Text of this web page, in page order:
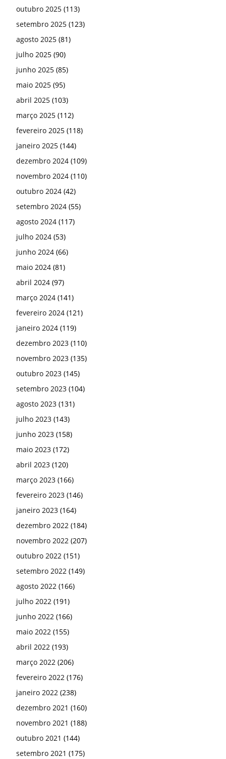
outubro 2025 (113)
setembro 2025 (123)
agosto 2025 (81)
julho 2025 (90)
junho 2025 (85)
maio 2025 (95)
abril 2025 (103)
março 2025 (112)
fevereiro 2025 (118)
janeiro 2025 (144)
dezembro 2024 (109)
novembro 2024 (110)
outubro 2024 (42)
setembro 2024 (55)
agosto 2024 (117)
julho 2024 (53)
junho 2024 (66)
maio 2024 (81)
abril 2024 (97)
março 2024 (141)
fevereiro 2024 (121)
janeiro 2024 (119)
dezembro 2023 (110)
novembro 2023 (135)
outubro 2023 (145)
setembro 2023 (104)
agosto 2023 (131)
julho 2023 (143)
junho 2023 (158)
maio 2023 (172)
abril 2023 (120)
março 2023 (166)
fevereiro 2023 (146)
janeiro 2023 (164)
dezembro 2022 (184)
novembro 2022 (207)
outubro 2022 (151)
setembro 2022 (149)
agosto 2022 (166)
julho 2022 (191)
junho 2022 (166)
maio 2022 (155)
abril 2022 (193)
março 2022 (206)
fevereiro 2022 (176)
janeiro 2022 (238)
dezembro 2021 (160)
novembro 2021 (188)
outubro 2021 (144)
setembro 2021 (175)